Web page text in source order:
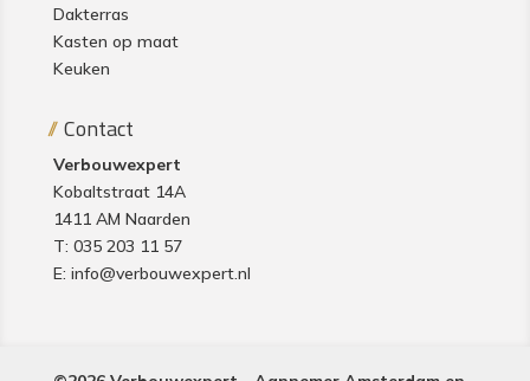
Dakterras
Kasten op maat
Keuken
Contact
Verbouwexpert
Kobaltstraat 14A
1411 AM Naarden
T: 035 203 11 57
E: info@verbouwexpert.nl